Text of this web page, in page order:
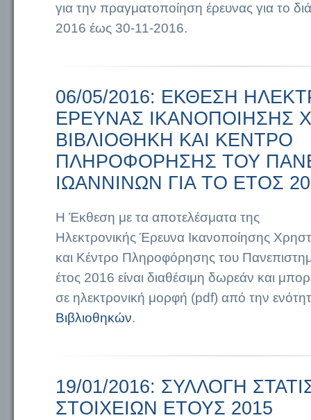
για την πραγματοποίηση έρευνας για το
2016 έως 30-11-2016.
06/05/2016: ΕΚΘΕΣΗ
ΕΡΕΥΝΑΣ ΙΚΑΝΟΠΟΙΗΣΗΣ
ΒΙΒΛΙΟΘΗΚΗ ΚΑΙ ΚΕΝΤΡΟ
ΠΛΗΡΟΦΟΡΗΣΗΣ ΤΟΥ
ΙΩΑΝΝΙΝΩΝ ΓΙΑ ΤΟ ΕΤΟΣ
Η Έκθεση με τα αποτελέσματα της
Ηλεκτρονικής Έρευνα Ικανοποίησης
και Κέντρο Πληροφόρησης του
έτος 2016 είναι διαθέσιμη δωρεάν και
σε ηλεκτρονική μορφή (pdf) από την
Βιβλιοθηκών.
19/01/2016: ΣΥΛΛΟΓΗ
ΣΤΟΙΧΕΙΩΝ ΕΤΟΥΣ 2015